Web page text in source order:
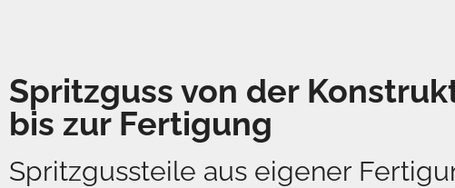
Spritzguss von der
bis zur Fertigung
Spritzgussteile aus eigener